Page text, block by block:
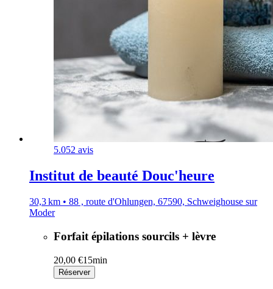
5.052 avis
Institut de beauté Douc'heure
30,3 km • 88 , route d'Ohlungen, 67590, Schweighouse sur
Moder
Forfait épilations sourcils + lèvre
20,00 €15min
Réserver